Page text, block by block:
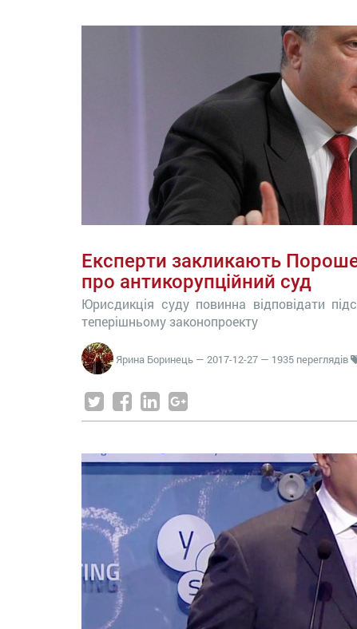
Експерти закликають
про антикорупційний суд
Юрисдикція суду повинна відповідати
теперішньому законопроекту
Ярина Боринець — 2017-12-27 — 1935 переглядів